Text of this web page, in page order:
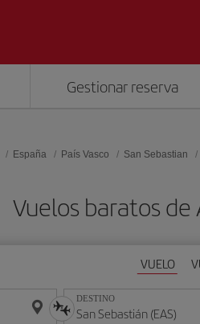
Gestionar reserva
España País Vasco San Sebastian
Vuelos baratos de
VUELO
DESTINO